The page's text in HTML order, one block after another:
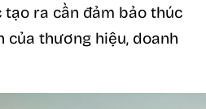
ra cần đảm bảo thúc
của thương hiệu, doanh